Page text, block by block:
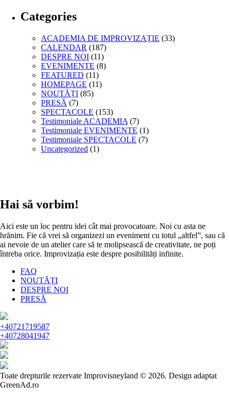
Categories
ACADEMIA DE IMPROVIZAȚIE (33)
CALENDAR (187)
DESPRE NOI (11)
EVENIMENTE (8)
FEATURED (11)
HOMEPAGE (11)
NOUTĂȚI (85)
PRESĂ (7)
SPECTACOLE (153)
Testimoniale ACADEMIA (7)
Testimoniale EVENIMENTE (1)
Testimoniale SPECTACOLE (7)
Uncategorized (1)
Hai să vorbim!
Aici este un loc pentru idei cât mai provocatoare. Noi cu asta ne
hrănim. Fie că vrei să organizezi un eveniment cu totul „altfel”, sau că
ai nevoie de un atelier care să te molipsească de creativitate, ne poți
întreba orice. Improvizația este despre posibilități infinite.
FAQ
NOUTĂȚI
DESPRE NOI
PRESĂ
+40721719587
+40728041947
Toate drepturile rezervate Improvisneyland © 2026. Design adaptat
GreenAd.ro